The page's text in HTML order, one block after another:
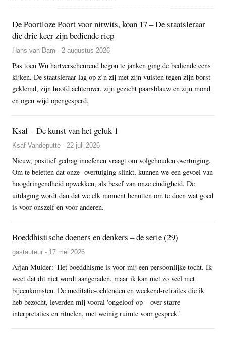
De Poortloze Poort voor nitwits, koan 17 – De staatsleraar
die drie keer zijn bediende riep
Hans van Dam - 2 augustus 2026
Pas toen Wu hartverscheurend begon te janken ging de bediende eens
kijken. De staatsleraar lag op z’n zij met zijn vuisten tegen zijn borst
geklemd, zijn hoofd achterover, zijn gezicht paarsblauw en zijn mond
en ogen wijd opengesperd.
Ksaf – De kunst van het geluk 1
Ksaf Vandeputte - 22 juli 2026
Nieuw, positief gedrag inoefenen vraagt om volgehouden overtuiging.
Om te beletten dat onze overtuiging slinkt, kunnen we een gevoel van
hoogdringendheid opwekken, als besef van onze eindigheid. De
uitdaging wordt dan dat we elk moment benutten om te doen wat goed
is voor onszelf en voor anderen.
Boeddhistische doeners en denkers – de serie (29)
gastauteur - 17 mei 2026
Arjan Mulder: 'Het boeddhisme is voor mij een persoonlijke tocht. Ik
weet dat dit niet wordt aangeraden, maar ik kan niet zo veel met
bijeenkomsten. De meditatie-ochtenden en weekend-retraites die ik
heb bezocht, leverden mij vooral 'ongeloof op – over starre
interpretaties en rituelen, met weinig ruimte voor gesprek.'